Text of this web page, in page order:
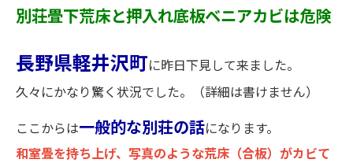
別荘畳下荒床と押入れ底板ベニアカビは危険
長野県軽井沢町に昨日下見して来ました。
久々にかなり驚く状況でした。（詳細は書けません）
ここからは一般的な別荘の話になります。
和室畳を持ち上げ、写真のような荒床（合板）がカビて